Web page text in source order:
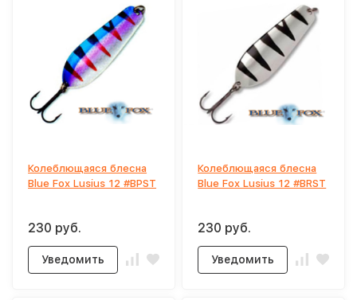
Колеблющаяся блесна
Blue Fox Lusius 12 #BPST
230 руб.
Уведомить
Колеблющаяся блесна
Blue Fox Lusius 12 #BRST
230 руб.
Уведомить